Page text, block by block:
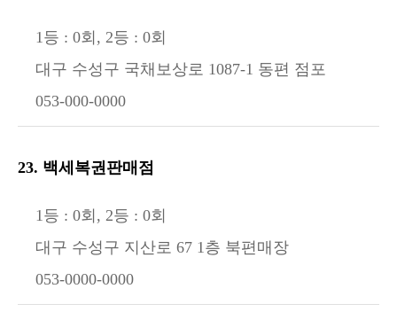
1등 : 0회, 2등 : 0회
대구 수성구 국채보상로 1087-1 동편 점포
053-000-0000
23. 백세복권판매점
1등 : 0회, 2등 : 0회
대구 수성구 지산로 67 1층 북편매장
053-0000-0000